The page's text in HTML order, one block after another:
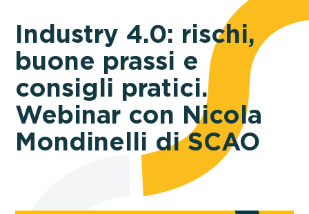
Industry 4.0: rischi,
buone prassi e
consigli pratici.
Webinar con Nicola
Mondinelli di SCAO